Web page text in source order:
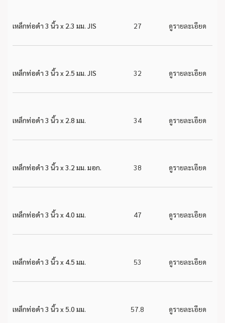
เหล็กท่อดำ 3 นิ้ว x 2.3 มม. JIS 27 ดูรายละเอียด
เหล็กท่อดำ 3 นิ้ว x 2.5 มม. JIS 32 ดูรายละเอียด
เหล็กท่อดำ 3 นิ้ว x 2.8 มม. 34 ดูรายละเอียด
เหล็กท่อดำ 3 นิ้ว x 3.2 มม. มอก. 38 ดูรายละเอียด
เหล็กท่อดำ 3 นิ้ว x 4.0 มม. 47 ดูรายละเอียด
เหล็กท่อดำ 3 นิ้ว x 4.5 มม. 53 ดูรายละเอียด
เหล็กท่อดำ 3 นิ้ว x 5.0 มม. 57.8 ดูรายละเอียด